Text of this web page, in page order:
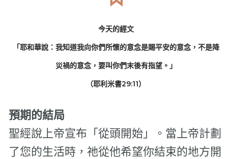
今天的經文
「耶和華說：我知道我向你們所懷的意念是賜平安的意念，不是降
災禍的意念，要叫你們末後有指望。」
（耶利米書29:11）
預期的結局
聖經說上帝宣布「從頭開始」。當上帝計劃
了您的生活時，祂從他希望你結束的地方開